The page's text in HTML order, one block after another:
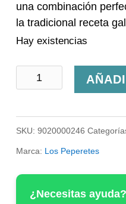
una combinación
la tradicional receta
Hay existencias
Zamburiñas
La
Gallega
-
Los
Peperetes
SKU:9020000246
Marca: Los Peperetes
¿Necesitas ayuda?